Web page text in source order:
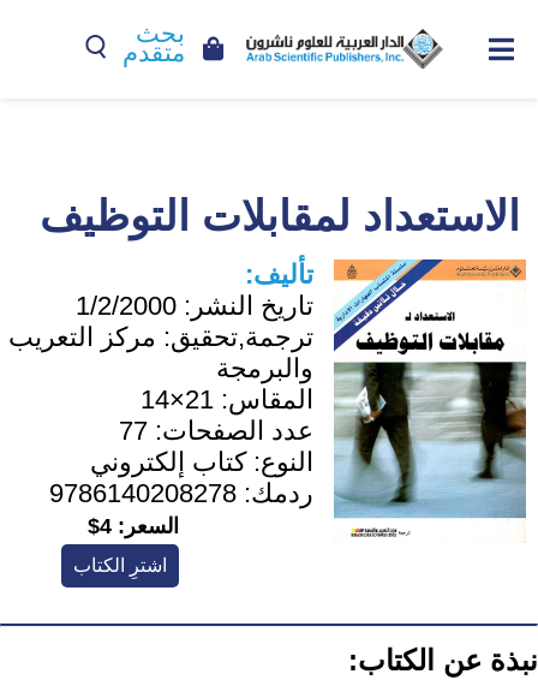
بحث
متقدم
الاستعداد لمقابلات التوظيف
تأليف:
تاريخ النشر: 1/2/2000
ترجمة,تحقيق: مركز التعريب
والبرمجة
المقاس: 21×14
عدد الصفحات: 77
النوع:كتاب إلكتروني
ردمك: 9786140208278
السعر: 4$
اشترِ الكتاب
نبذة عن الكتاب: